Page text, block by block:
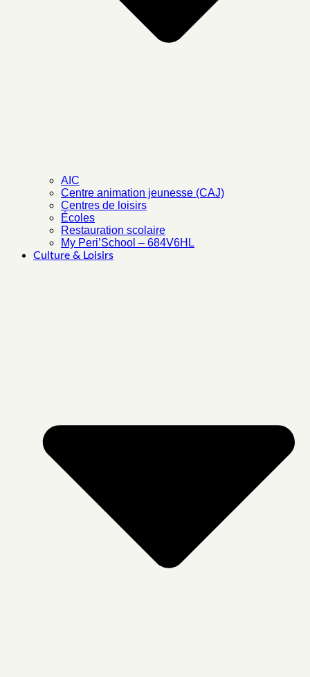
AIC
Centre animation jeunesse (CAJ)
Centres de loisirs
Écoles
Restauration scolaire
My Peri’School – 684V6HL
Culture & Loisirs